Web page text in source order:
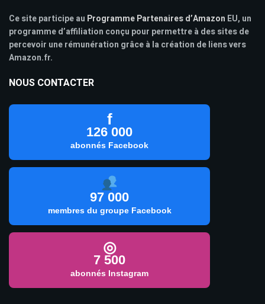
Ce site participe au Programme Partenaires d’Amazon EU, un
programme d’affiliation conçu pour permettre à des sites de
percevoir une rémunération grâce à la création de liens vers
Amazon.fr.
NOUS CONTACTER
f
126 000
abonnés Facebook
97 000
membres du groupe Facebook
◎
7 500
abonnés Instagram